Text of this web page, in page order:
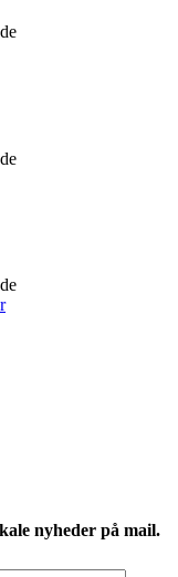
nyheder på mail.